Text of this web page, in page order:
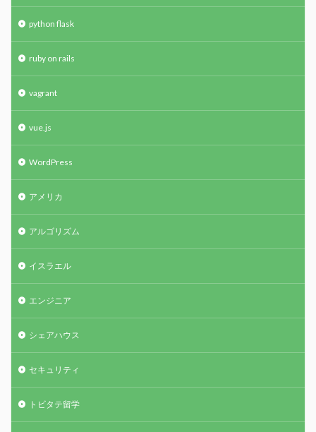
python flask
ruby on rails
vagrant
vue.js
WordPress
アメリカ
アルゴリズム
イスラエル
エンジニア
シェアハウス
セキュリティ
トビタテ留学